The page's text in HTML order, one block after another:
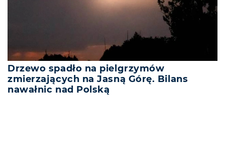
Drzewo spadło na pielgrzymów
zmierzających na Jasną Górę. Bilans
nawałnic nad Polską